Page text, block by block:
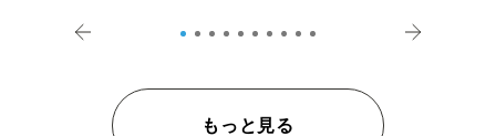
もっと見る